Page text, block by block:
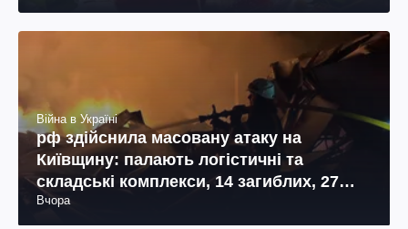
Війна в Україні
рф здійснила масовану атаку на
Київщину: палають логістичні та
складські комплекси, 14 загиблих, 27
поранених (фото, відео)
Вчора